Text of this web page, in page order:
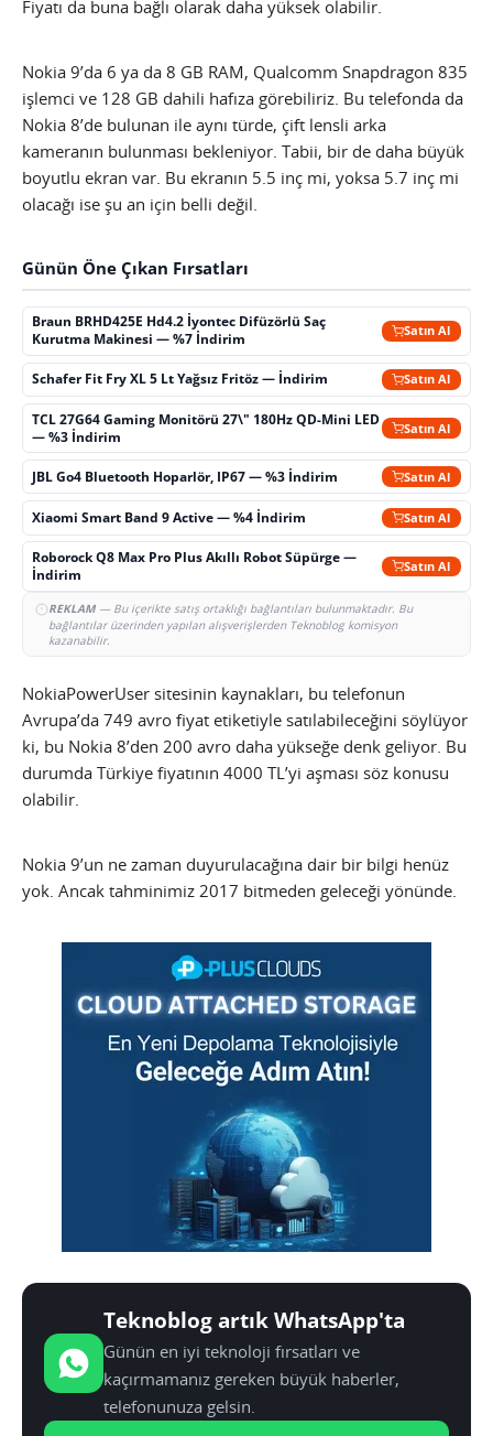
Fiyatı da buna bağlı olarak daha yüksek olabilir.
Nokia 9’da 6 ya da 8 GB RAM, Qualcomm Snapdragon 835
işlemci ve 128 GB dahili hafıza görebiliriz. Bu telefonda da
Nokia 8’de bulunan ile aynı türde, çift lensli arka
kameranın bulunması bekleniyor. Tabii, bir de daha büyük
boyutlu ekran var. Bu ekranın 5.5 inç mi, yoksa 5.7 inç mi
olacağı ise şu an için belli değil.
Günün Öne Çıkan Fırsatları
Braun BRHD425E Hd4.2 İyontec Difüzörlü Saç
Kurutma Makinesi — %7 İndirim
Satın Al
Schafer Fit Fry XL 5 Lt Yağsız Fritöz — İndirim Satın Al
TCL 27G64 Gaming Monitörü 27\" 180Hz QD-Mini LED
— %3 İndirim
Satın Al
JBL Go4 Bluetooth Hoparlör, IP67 — %3 İndirim Satın Al
Xiaomi Smart Band 9 Active — %4 İndirim Satın Al
Roborock Q8 Max Pro Plus Akıllı Robot Süpürge —
İndirim
Satın Al
REKLAM— Bu içerikte satış ortaklığı bağlantıları bulunmaktadır. Bu
bağlantılar üzerinden yapılan alışverişlerden Teknoblog komisyon
kazanabilir.
NokiaPowerUser sitesinin kaynakları, bu telefonun
Avrupa’da 749 avro fiyat etiketiyle satılabileceğini söylüyor
ki, bu Nokia 8’den 200 avro daha yükseğe denk geliyor. Bu
durumda Türkiye fiyatının 4000 TL’yi aşması söz konusu
olabilir.
Nokia 9’un ne zaman duyurulacağına dair bir bilgi henüz
yok. Ancak tahminimiz 2017 bitmeden geleceği yönünde.
Teknoblog artık WhatsApp'ta
Günün en iyi teknoloji fırsatları ve
kaçırmamanız gereken büyük haberler,
telefonunuza gelsin.